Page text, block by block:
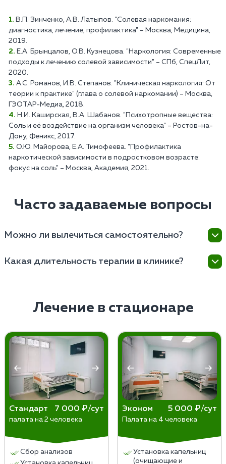
В.П. Зинченко, А.В. Латыпов. "Солевая наркомания:
диагностика, лечение, профилактика" – Москва, Медицина,
2019.
Е.А. Брынцалов, О.В. Кузнецова. "Наркология: Современные
подходы к лечению солевой зависимости" – СПб, СпецЛит,
2020.
А.С. Романов, И.В. Степанов. "Клиническая наркология: От
теории к практике" (глава о солевой наркомании) – Москва,
ГЭОТАР-Медиа, 2018.
Н.И. Каширская, В.А. Шабанов. "Психотропные вещества:
Соль и её воздействие на организм человека" – Ростов-на-
Дону, Феникс, 2017.
О.Ю. Майорова, Е.А. Тимофеева. "Профилактика
наркотической зависимости в подростковом возрасте:
фокус на соль" – Москва, Академия, 2021.
Часто задаваемые вопросы
Можно ли вылечиться самостоятельно?
крайне рискованно и неэффективно, поэтому
Какая длительность терапии в клинике?
зависимости от степени зависимости и
индивидуальных особенностей пациента.
Лечение в стационаре
Стандарт 7 000 ₽/сут
палата на 2 человека
Сбор анализов
Эконом 5 000 ₽/сут
Палата на 4 человека
Установка капельниц
(очищающие и